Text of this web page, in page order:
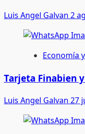
Luis Angel Galvan 2
Economía
Tarjeta Finabien
Luis Angel Galvan 27